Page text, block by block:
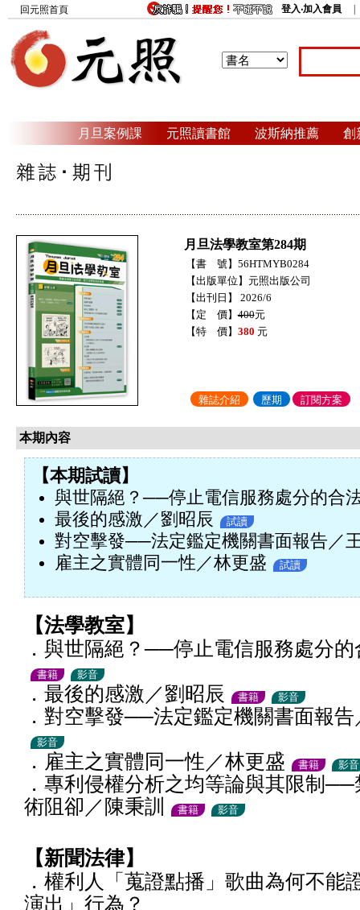
回元照首頁 登入‧加入會員
月旦案例課 元照讀書館 波斯納推薦 創
月旦法學教室第284期
【書 號】56HTMYB0284
【出版單位】元照出版公司
【出刊日】 2026/6
【定 價】400元
【特 價】 380 元
雜誌介紹 歷期 訂閱方案
本期內容
【本期試讀】
與世隔絕？──停止電信服務處分的合
最後的感激／劉昭辰
試讀
對空擊發──法定鑑定機關書面報告／
雇主之實體同一性／林更盛
試讀
【法學教室】
．與世隔絕？──停止電信服務處分
書籍 影音
．最後的感激／劉昭辰 書籍 影音
．對空擊發──法定鑑定機關書面報
影音
．雇主之實體同一性／林更盛 書籍 影音
．專利侵權分析之均等論與其限制
術阻卻／陳秉訓
書籍 影音
【新聞法律】
．權利人「蒐證點播」歌曲為何不能
演出」行為？